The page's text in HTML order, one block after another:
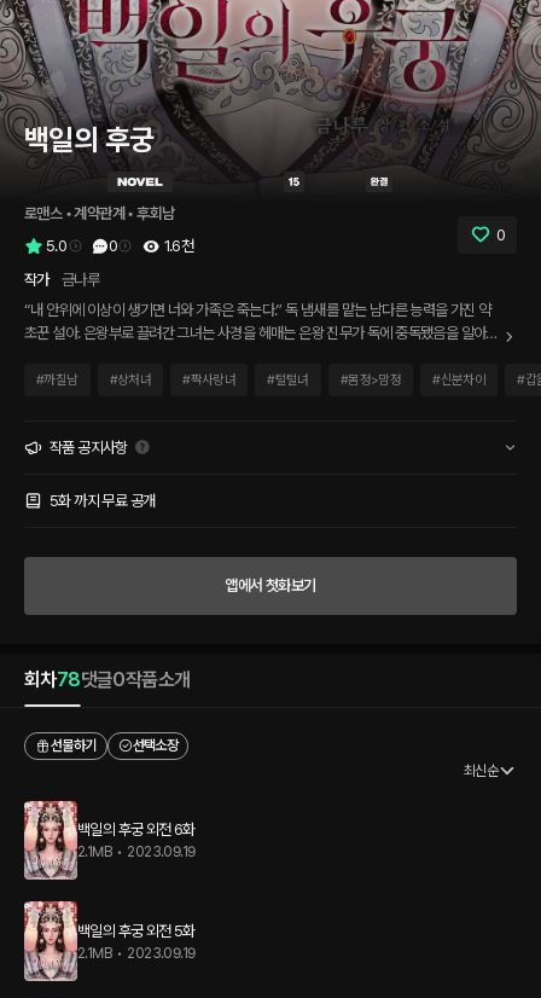
백일의 후궁
로맨스 • 계약관계 • 후회남
5.0
0 1.6천
0
작가
금나루
“내 안위에 이상이 생기면 너와 가족은 죽는다.” 독 냄새를 맡는 남다른 능력을 가진 약
초꾼 설아. 은왕부로 끌려간 그녀는 사경을 헤매는 은왕 진무가 독에 중독됐음을 알아내
한 해독제를 찾아내라고 겁박한다. 선황제의 적장자이자 현 황제의 이복형인 진무. 그는
을 일으킨다. 스스로 철벽을 쌓은, 냉혈한 사내와 여린 듯 강한 여인의 지난한 사랑 이야
#까칠남 #상처녀 #짝사랑녀 #털털녀 #몸정>맘정 #신분차이 #갑
작품 공지사항
5화 까지 무료 공개
앱에서 첫화보기
회차78댓글0작품소개
선물하기
선택소장
최신순
백일의 후궁 외전 6화
2.1MB • 2023.09.19
백일의 후궁 외전 5화
2.1MB • 2023.09.19